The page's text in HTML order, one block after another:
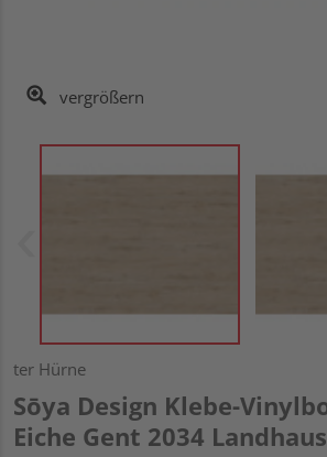
vergrößern
ter Hürne
Sōya Design Klebe-
Eiche Gent 2034